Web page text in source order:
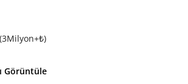
Görüntüle